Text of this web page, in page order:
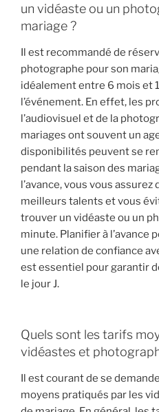
un vidéaste ou un
mariage ?
Il est recommandé de
photographe pour son
idéalement entre 6 mois et
l’événement. En effet, les
l’audiovisuel et de la
mariages ont souvent un
disponibilités peuvent se
pendant la saison des
l’avance, vous vous assurez
meilleurs talents et vous
trouver un vidéaste ou un
minute. Planifier à l’avance
une relation de confiance
est essentiel pour garantir
le jour J.
Quels sont les tarifs
vidéastes et
Il est courant de se
moyens pratiqués par les